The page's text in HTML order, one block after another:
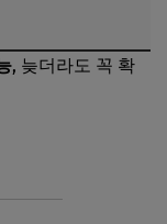
, 늦더라도 꼭 확